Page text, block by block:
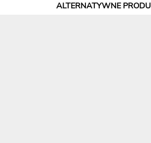
ALTERNATYWNE